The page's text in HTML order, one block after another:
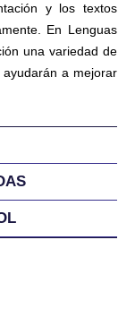
y los textos
En Lenguas
una variedad de
a mejorar